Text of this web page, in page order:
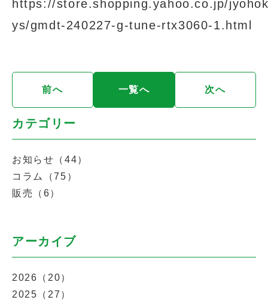
https://store.shopping.yahoo.co.jp/
ys/gmdt-240227-g-tune-rtx3060-1.html
前へ 一覧へ 次へ
カテゴリー
お知らせ（44）
コラム（75）
販売（6）
アーカイブ
2026（20）
2025（27）